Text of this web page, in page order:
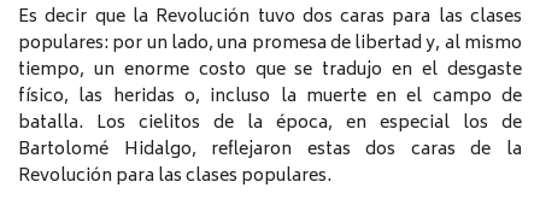
Es decir que la Revolución tuvo dos caras para las clases
populares: por un lado, una promesa de libertad y, al mismo
tiempo, un enorme costo que se tradujo en el desgaste
físico, las heridas o, incluso la muerte en el campo de
batalla. Los cielitos de la época, en especial los de
Bartolomé Hidalgo, reflejaron estas dos caras de la
Revolución para las clases populares.